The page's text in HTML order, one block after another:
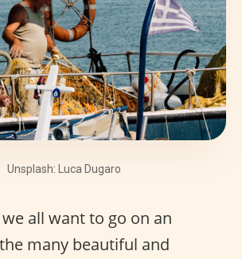
Unsplash: Luca Dugaro
we all want to go on an
many beautiful and